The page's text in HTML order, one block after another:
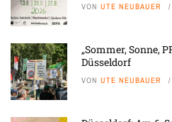
VON UTE NEUBAUER
„Sommer, Sonne,
Düsseldorf
VON UTE NEUBAUER